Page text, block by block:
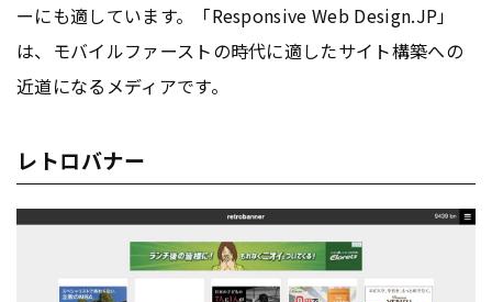
ーにも適しています。「Responsive Web Design.JP」
は、モバイルファーストの時代に適したサイト構築への
近道になるメディアです。
レトロバナー